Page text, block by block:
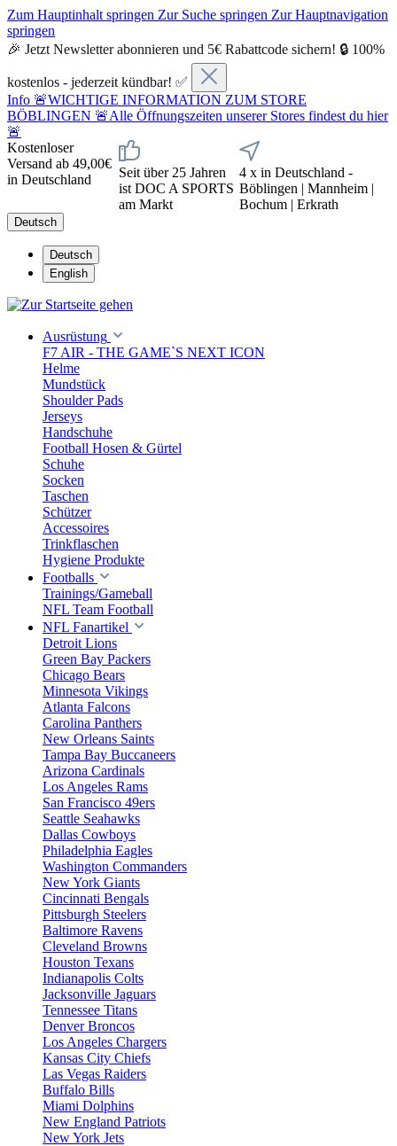
Zum Hauptinhalt springen Zur Suche springen Zur Hauptnavigation
springen
🎉 Jetzt Newsletter abonnieren und 5€ Rabattcode sichern! 🔒 100%
kostenlos - jederzeit kündbar! ✅
Info 🚨WICHTIGE INFORMATION ZUM STORE
BÖBLINGEN 🚨Alle Öffnungszeiten unserer Stores findest du hier
🚨
Kostenloser
Versand ab 49,00€
in Deutschland
Seit über 25 Jahren
ist DOC A SPORTS
am Markt
4 x in Deutschland -
Böblingen | Mannheim |
Bochum | Erkrath
Deutsch
Deutsch
English
Ausrüstung
F7 AIR - THE GAME`S NEXT ICON
Helme
Mundstück
Shoulder Pads
Jerseys
Handschuhe
Football Hosen & Gürtel
Schuhe
Socken
Taschen
Schützer
Accessoires
Trinkflaschen
Hygiene Produkte
Footballs
Trainings/Gameball
NFL Team Football
NFL Fanartikel
Detroit Lions
Green Bay Packers
Chicago Bears
Minnesota Vikings
Atlanta Falcons
Carolina Panthers
New Orleans Saints
Tampa Bay Buccaneers
Arizona Cardinals
Los Angeles Rams
San Francisco 49ers
Seattle Seahawks
Dallas Cowboys
Philadelphia Eagles
Washington Commanders
New York Giants
Cincinnati Bengals
Pittsburgh Steelers
Baltimore Ravens
Cleveland Browns
Houston Texans
Indianapolis Colts
Jacksonville Jaguars
Tennessee Titans
Denver Broncos
Los Angeles Chargers
Kansas City Chiefs
Las Vegas Raiders
Buffalo Bills
Miami Dolphins
New England Patriots
New York Jets